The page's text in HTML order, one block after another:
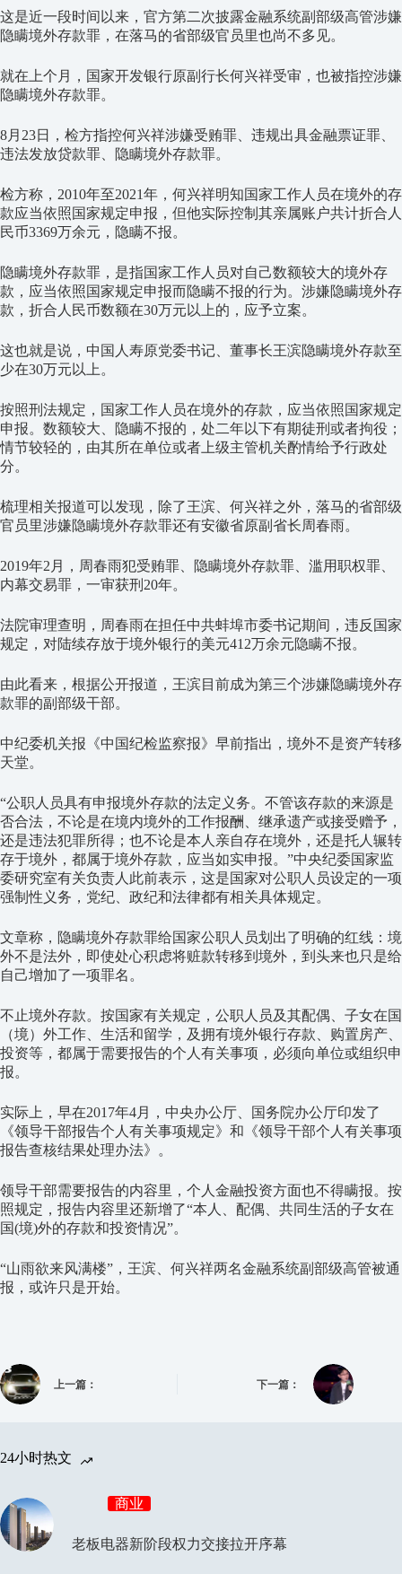
这是近一段时间以来，官方第二次披露金融系统副部级高管涉嫌
隐瞒境外存款罪，在落马的省部级官员里也尚不多见。
就在上个月，国家开发银行原副行长何兴祥受审，也被指控涉嫌
隐瞒境外存款罪。
8月23日，检方指控何兴祥涉嫌受贿罪、违规出具金融票证罪、
违法发放贷款罪、隐瞒境外存款罪。
检方称，2010年至2021年，何兴祥明知国家工作人员在境外的存
款应当依照国家规定申报，但他实际控制其亲属账户共计折合人
民币3369万余元，隐瞒不报。
隐瞒境外存款罪，是指国家工作人员对自己数额较大的境外存
款，应当依照国家规定申报而隐瞒不报的行为。涉嫌隐瞒境外存
款，折合人民币数额在30万元以上的，应予立案。
这也就是说，中国人寿原党委书记、董事长王滨隐瞒境外存款至
少在30万元以上。
按照刑法规定，国家工作人员在境外的存款，应当依照国家规定
申报。数额较大、隐瞒不报的，处二年以下有期徒刑或者拘役；
情节较轻的，由其所在单位或者上级主管机关酌情给予行政处
分。
梳理相关报道可以发现，除了王滨、何兴祥之外，落马的省部级
官员里涉嫌隐瞒境外存款罪还有安徽省原副省长周春雨。
2019年2月，周春雨犯受贿罪、隐瞒境外存款罪、滥用职权罪、
内幕交易罪，一审获刑20年。
法院审理查明，周春雨在担任中共蚌埠市委书记期间，违反国家
规定，对陆续存放于境外银行的美元412万余元隐瞒不报。
由此看来，根据公开报道，王滨目前成为第三个涉嫌隐瞒境外存
款罪的副部级干部。
中纪委机关报《中国纪检监察报》早前指出，境外不是资产转移
天堂。
“公职人员具有申报境外存款的法定义务。不管该存款的来源是
否合法，不论是在境内境外的工作报酬、继承遗产或接受赠予，
还是违法犯罪所得；也不论是本人亲自存在境外，还是托人辗转
存于境外，都属于境外存款，应当如实申报。”中央纪委国家监
委研究室有关负责人此前表示，这是国家对公职人员设定的一项
强制性义务，党纪、政纪和法律都有相关具体规定。
文章称，隐瞒境外存款罪给国家公职人员划出了明确的红线：境
外不是法外，即使处心积虑将赃款转移到境外，到头来也只是给
自己增加了一项罪名。
不止境外存款。按国家有关规定，公职人员及其配偶、子女在国
（境）外工作、生活和留学，及拥有境外银行存款、购置房产、
投资等，都属于需要报告的个人有关事项，必须向单位或组织申
报。
实际上，早在2017年4月，中央办公厅、国务院办公厅印发了
《领导干部报告个人有关事项规定》和《领导干部个人有关事项
报告查核结果处理办法》。
领导干部需要报告的内容里，个人金融投资方面也不得瞒报。按
照规定，报告内容里还新增了“本人、配偶、共同生活的子女在
国(境)外的存款和投资情况”。
“山雨欲来风满楼”，王滨、何兴祥两名金融系统副部级高管被通
报，或许只是开始。
上一篇： 下一篇：
24小时热文
商业
老板电器新阶段权力交接拉开序幕